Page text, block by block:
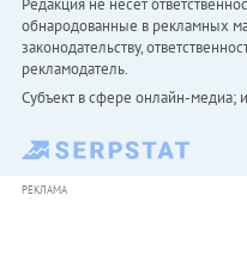
обнародованные в рекламных
законодательству,
рекламодатель.
Субъект в сфере онлайн-медиа;
РЕКЛАМА